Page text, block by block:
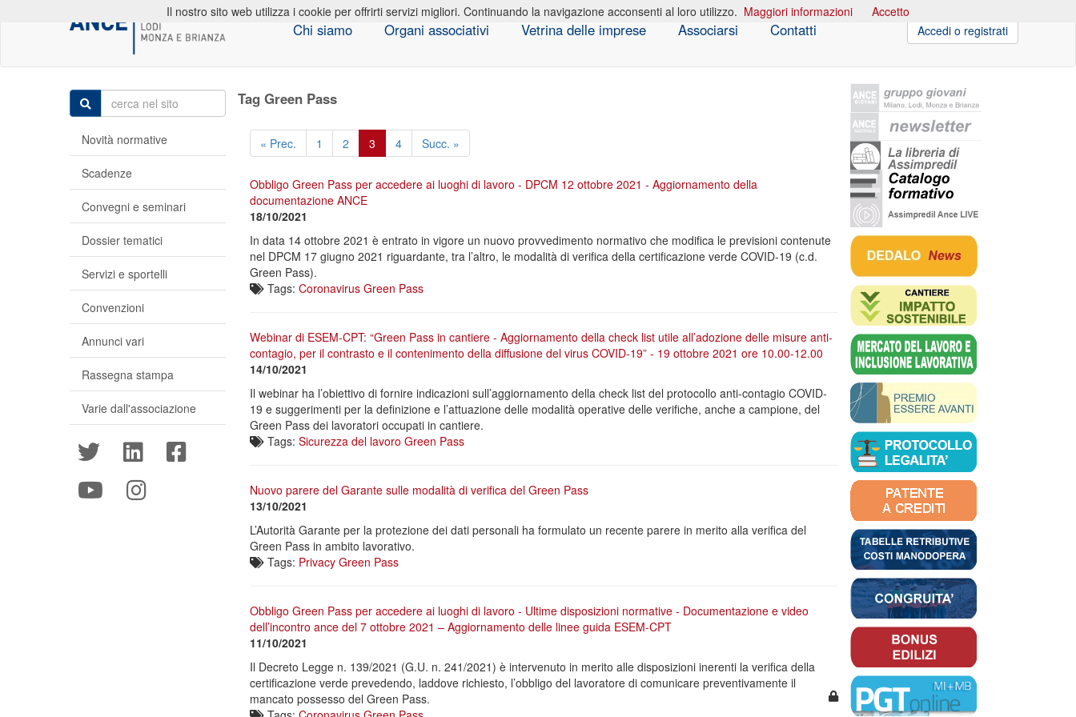
Chi siamo Organi associativi Vetrina delle imprese Associarsi Contatti Accedi o registrati
Tag Green Pass
« Prec. 1 2 3 4 Succ. »
Obbligo Green Pass per accedere ai luoghi di lavoro - DPCM 12 ottobre 2021 - Aggiornamento della
documentazione ANCE
18/10/2021
In data 14 ottobre 2021 è entrato in vigore un nuovo provvedimento normativo che modifica le previsioni contenute
nel DPCM 17 giugno 2021 riguardante, tra l’altro, le modalità di verifica della certificazione verde COVID-19 (c.d.
Green Pass).
Tags: Coronavirus Green Pass
Webinar di ESEM-CPT: “Green Pass in cantiere - Aggiornamento della check list utile all’adozione delle misure anti-
contagio, per il contrasto e il contenimento della diffusione del virus COVID-19” - 19 ottobre 2021 ore 10.00-12.00
14/10/2021
Il webinar ha l’obiettivo di fornire indicazioni sull’aggiornamento della check list del protocollo anti-contagio COVID-
19 e suggerimenti per la definizione e l’attuazione delle modalità operative delle verifiche, anche a campione, del
Green Pass dei lavoratori occupati in cantiere.
Tags: Sicurezza del lavoro Green Pass
Nuovo parere del Garante sulle modalità di verifica del Green Pass
13/10/2021
L’Autorità Garante per la protezione dei dati personali ha formulato un recente parere in merito alla verifica del
Green Pass in ambito lavorativo.
Tags: Privacy Green Pass
Obbligo Green Pass per accedere ai luoghi di lavoro - Ultime disposizioni normative - Documentazione e video
dell’incontro ance del 7 ottobre 2021 – Aggiornamento delle linee guida ESEM-CPT
11/10/2021
Il Decreto Legge n. 139/2021 (G.U. n. 241/2021) è intervenuto in merito alle disposizioni inerenti la verifica della
certificazione verde prevedendo, laddove richiesto, l’obbligo del lavoratore di comunicare preventivamente il
mancato possesso del Green Pass.
Novità normative
Scadenze
Convegni e seminari
Dossier tematici
Servizi e sportelli
Convenzioni
Annunci vari
Rassegna stampa
Varie dall'associazione
Il nostro sito web utilizza i cookie per offrirti servizi migliori. Continuando la navigazione acconsenti al loro utilizzo. Maggiori informazioni Accetto